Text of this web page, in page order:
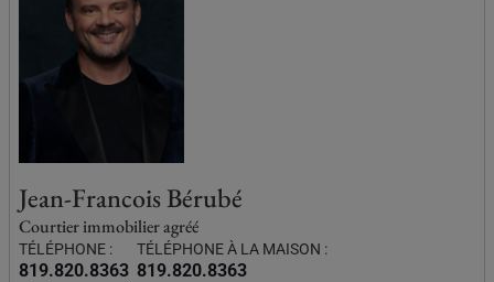
Jean-Francois Bérubé
Courtier immobilier agréé
TÉLÉPHONE :
819.820.8363
TÉLÉPHONE À LA MAISON :
819.820.8363